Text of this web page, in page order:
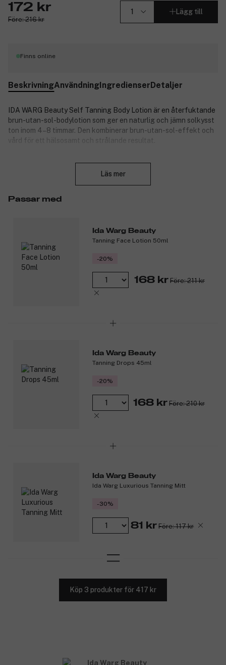
172 kr
Före: 216 kr
Lägg till
Finns online
BeskrivningAnvändningIngredienserDetaljer
IDA WARG Beauty Self Tanning Body Lotion är en återfuktande
brun-utan-sol-bodylotion som ger en naturlig och jämn solkysst
ton inom 4–8 timmar. Den kombinerar brun-utan-sol-effekt och
vård för ett hälsosamt och strålande resultat.
utvecklas. Den ofärgade och parfymfria sammansättningen gör
appliceringen enkel och passar alla hudtyper, inklusive känslig
hud.
återfuktning i en och samma bodylotion.
Produktnummer:
Läs mer
Passar med
Ida Warg Beauty
Tanning Face Lotion 50ml
-20%
168 kr Före: 211 kr
Ida Warg Beauty
Tanning Drops 45ml
-20%
168 kr Före: 210 kr
Ida Warg Beauty
Ida Warg Luxurious Tanning Mitt
-30%
81 kr Före: 117 kr
Köp 3 produkter för 417 kr